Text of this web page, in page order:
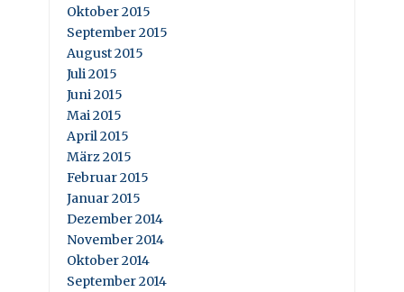
Oktober 2015
September 2015
August 2015
Juli 2015
Juni 2015
Mai 2015
April 2015
März 2015
Februar 2015
Januar 2015
Dezember 2014
November 2014
Oktober 2014
September 2014